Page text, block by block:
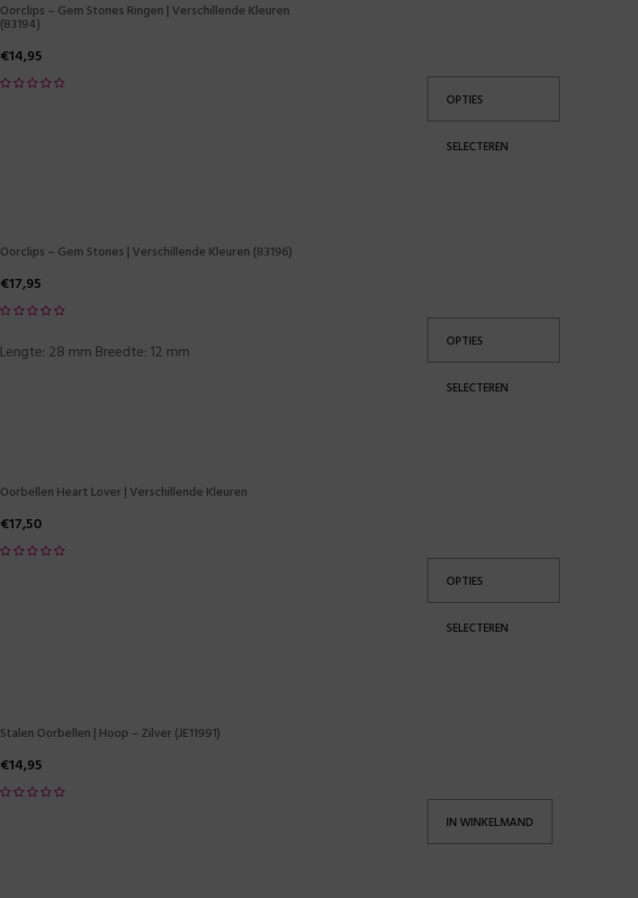
Oorclips – Gem Stones Ringen | Verschillende Kleuren
(83194)
€14,95
OPTIES
SELECTEREN
Oorclips – Gem Stones | Verschillende Kleuren (83196)
€17,95
Lengte: 28 mm Breedte: 12 mm OPTIES
SELECTEREN
Oorbellen Heart Lover | Verschillende Kleuren
€17,50
OPTIES
SELECTEREN
Stalen Oorbellen | Hoop – Zilver (JE11991)
€14,95
IN WINKELMAND